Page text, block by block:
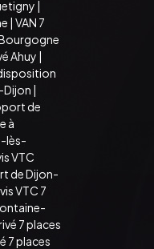
|
| VAN 7
Ahuy |
Dijon |
de
à
lès-
VTC
de Dijon-
VTC 7
7 places
7 places